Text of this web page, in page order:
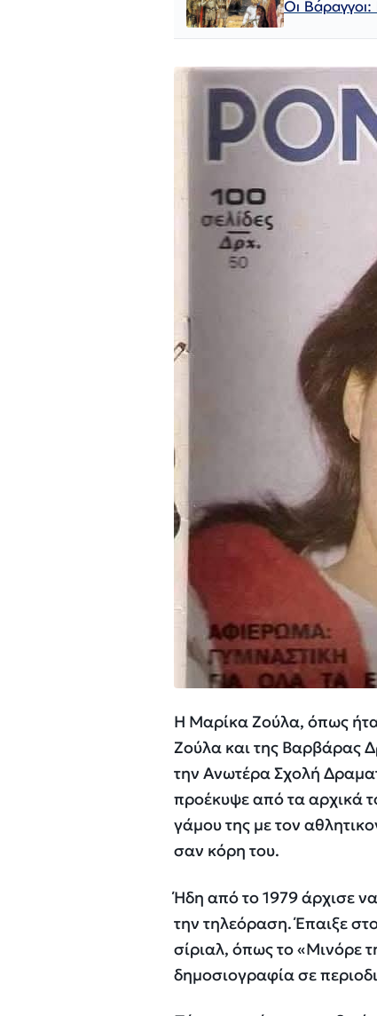
Οι Βάραγγοι:
H Μαρίκα Ζούλα, όπως
Ζούλα και της Βαρβάρας
την Ανωτέρα Σχολή
προέκυψε από τα αρχικά
γάμου της με τον
σαν κόρη του.
Ήδη από το 1979 άρχισε
την τηλεόραση. Έπαιξε
σίριαλ, όπως το «Μινόρε
δημοσιογραφία σε